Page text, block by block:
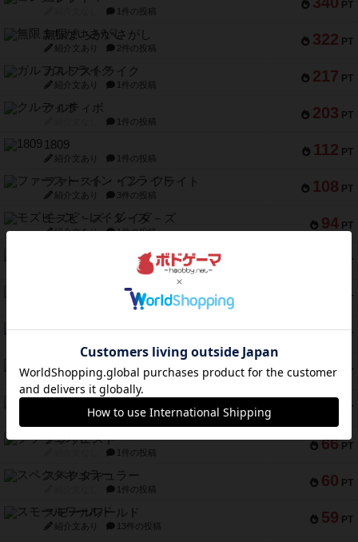
PT
1件の投稿
322 PT
無限まちがいさがし
紹介文あり 2件の投稿
217 PT
ガルフストライク
紹介文あり 1件の投稿
203 PT
クルティボ
1件の投稿
112 PT
1809
紹介文あり 1件の投稿
108 PT
ファースト・イン・フライト
紹介文あり 3件の投稿
94 PT
モズビ－ズ・レイダ－ズ
紹介文あり 1件の投稿
PT
テンプテーション
2件の投稿
PT
2件の投稿
75 PT
宵と暁の呪文書
73 PT
リスボン・トラム 28
紹介文あり 9件の投稿
PT
紹介文なし 1件の投稿
66 PT
ブラヴェスト
1件の投稿
60 PT
スペクタキュラー
1件の投稿
59 PT
スモールワールド
紹介文あり 13件の投稿